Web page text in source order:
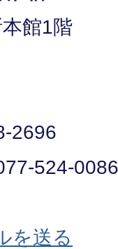
館1階
2696
524-0086​​​
を送る